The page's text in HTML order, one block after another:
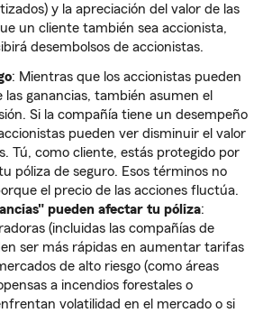
y la apreciación del valor de las
un cliente también sea accionista,
desembolsos de accionistas.
: Mientras que los accionistas pueden
las ganancias, también asumen el
Si la compañía tiene un desempeño
pueden ver disminuir el valor
Tú, como cliente, estás protegido por
póliza de seguro. Esos términos no
el precio de las acciones fluctúa.
pueden afectar tu póliza:
(incluidas las compañías de
ser más rápidas en aumentar tarifas
de alto riesgo (como áreas
a incendios forestales o
volatilidad en el mercado o si